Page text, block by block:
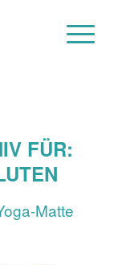
FÜR: